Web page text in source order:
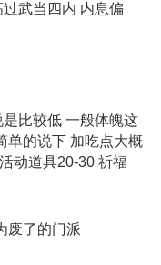
武当四内 内息偏
比较低 一般体魄这
单的说下 加吃点大概
动道具20-30 祈福
了的门派